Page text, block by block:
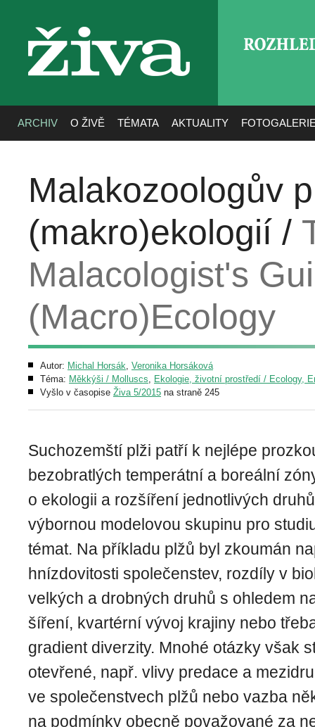
živa
ARCHIV O ŽIVĚ TÉMATA AKTUALITY
Malakozoologův
(makro)ekologií /
Malacologist's
(Macro)Ecology
Autor: Michal Horsák, Veronika Horsáková
Téma: Měkkýši / Molluscs, Ekologie, životní prostředí / Ecology,
Vyšlo v časopise Živa 5/2015 na straně 245
Suchozemští plži patří k nejlépe
bezobratlých temperátní a boreální
o ekologii a rozšíření jednotlivých
výbornou modelovou skupinu pro
témat. Na příkladu plžů byl zkoumán
hnízdovitosti společenstev, rozdíly v
velkých a drobných druhů s ohledem
šíření, kvartérní vývoj krajiny nebo
gradient diverzity. Mnohé otázky však
otevřené, např. vlivy predace a
ve společenstvech plžů nebo vazba
na podmínky obecně považované za